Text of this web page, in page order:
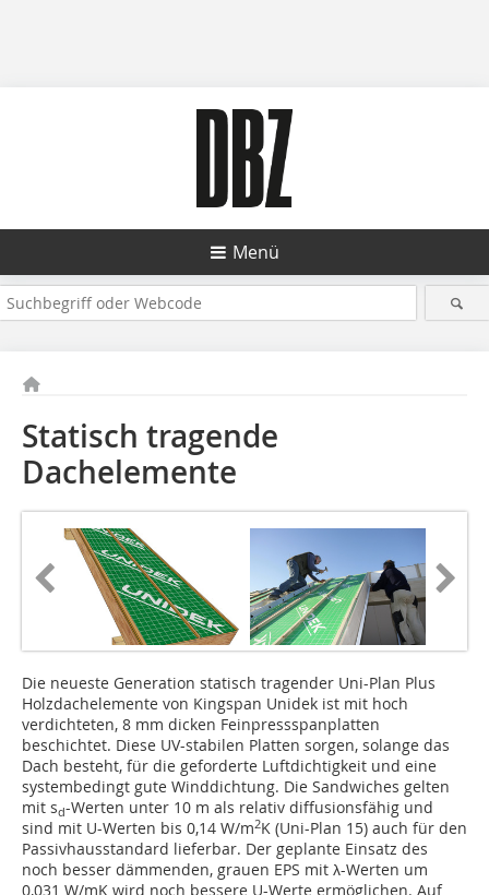
Menü
Statisch tragende
Dachelemente
Die neueste Generation statisch tragender Uni-Plan Plus
Holzdach­elemente von Kingspan Unidek ist mit hoch
verdichteten, 8 mm ­dicken Feinpressspanplatten
beschichtet. Diese UV-stabilen Platten sorgen, solange das
Dach besteht, für die geforderte Luftdichtigkeit und eine
systembedingt gute Winddichtung. Die Sandwiches gelten
mit sd-Werten unter 10 m als relativ diffusionsfähig und
sind mit U-Werten bis 0,14 W/m2K (Uni-Plan 15) auch für den
Passivhausstandard lieferbar. Der geplante Einsatz des
noch besser dämmenden, grauen EPS mit λ-Werten um
0,031 W/mK wird noch bessere U-Werte ermöglichen. Auf